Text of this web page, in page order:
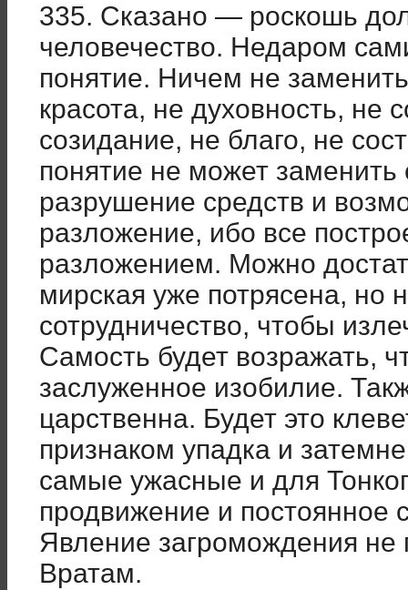
335. Сказано — роскошь
человечество. Недаром
понятие. Ничем не
красота, не духовность, не
созидание, не благо, не
понятие не может заменить
разрушение средств и
разложение, ибо все
разложением. Можно
мирская уже потрясена, но
сотрудничество, чтобы
Самость будет возражать,
заслуженное изобилие.
царственна. Будет это
признаком упадка и
самые ужасные и для
продвижение и
Явление загромождения
Вратам.